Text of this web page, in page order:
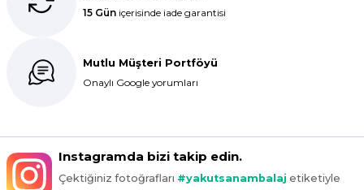
Bir önceki siparişim sorunsuz geldi
sipariş verdim inşallah sıkıntı olmaz
hızlı kargo içinde teşekkürler
kargo hızlı çıkıyor x firma da
fiyatlar daha uygundu ama kalite
yoktu bu kalitede uygunluğa
15 Gün içerisinde iade garantisi
Mutlu Müşteri Portföyü
Onaylı Google yorumları
Instagramda bizi takip edin.
Çektiğiniz fotoğrafları #yakutsanambalaj etiketiyle